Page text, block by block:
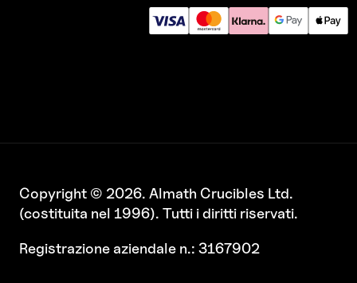
Copyright © 2026. Almath Crucibles Ltd.
(costituita nel 1996). Tutti i diritti riservati.
Registrazione aziendale n.: 3167902